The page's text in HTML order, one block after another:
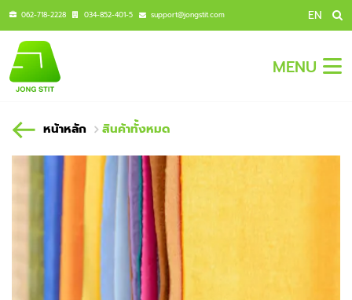
062-718-2228 034-852-401-5 support@jongstit.com EN
MENU
หน้าหลัก สินค้าทั้งหมด